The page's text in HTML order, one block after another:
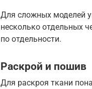
Для сложных моделей
несколько отдельных
по отдельности.
Раскрой и пошив
Для раскроя ткани